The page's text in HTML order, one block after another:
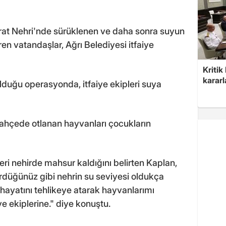
Nehri'nde sürüklenen ve daha sonra suyun
vatandaşlar, Ağrı Belediyesi itfaiye
operasyonda, itfaiye ekipleri suya
otlanan hayvanları çocukların
nehirde mahsur kaldığını belirten Kaplan,
gibi nehrin su seviyesi oldukça
tehlikeye atarak hayvanlarımı
ekiplerine." diye konuştu.
Kritik